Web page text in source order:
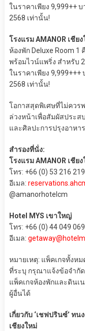
ในราคาเพียง 9,999++
2568 เท่านั้น!
โรงแรม AMANOR เชีย
ห้องพัก Deluxe Room 1
พร้อมไวน์แพริ่ง สำหรับ
ในราคาเพียง
2568 เท่านั้น!
โอกาสสุดพิเศษที่ไม่ควร
ล่วงหน้าเพื่อสัมผัสประ
และศิลปะการปรุงอาห
สำรองที่นั่ง:
โรงแรม AMANOR เชีย
โทร: +66 (0) 53 216 219
อีเมล:
@amanorhotelcm
Hotel MYS เขาใหญ่
โทร: +66 (0) 44 049 069
อีเมล:
หมายเหตุ: แพ็คเกจทั้งห
ที่ระบุ กรุณาแจ้งข้อจำกั
แพ็คเกจห้องพักและดินเ
ผู้อื่นได้
เกี่ยวกับ ‘เชฟปรินซ์’ ท
เชียงใหม่